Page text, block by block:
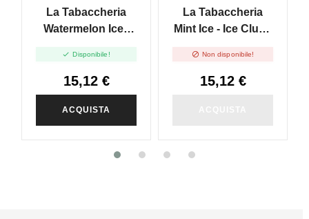
La Tabaccheria
Watermelon Ice -
Shot 20ml
 Disponibile!
15,12 €
ACQUISTA
La Tabaccheria
Mint Ice - Ice Club -
 Non disponibile!
15,12 €